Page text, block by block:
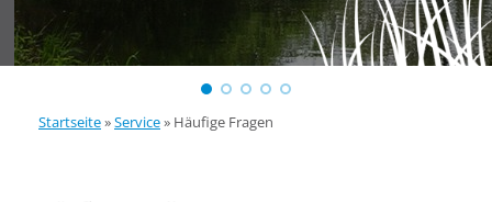
Startseite»Service» Häufige Fragen